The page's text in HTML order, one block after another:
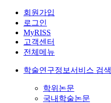
회원가입
로그인
MyRISS
고객센터
전체메뉴
학술연구정보서비스 검색
학위논문
국내학술논문